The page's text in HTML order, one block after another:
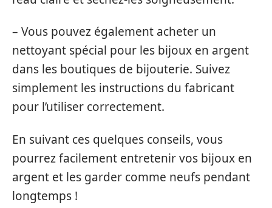
– Vous pouvez également acheter un
nettoyant spécial pour les bijoux en argent
dans les boutiques de bijouterie. Suivez
simplement les instructions du fabricant
pour l’utiliser correctement.
En suivant ces quelques conseils, vous
pourrez facilement entretenir vos bijoux en
argent et les garder comme neufs pendant
longtemps !